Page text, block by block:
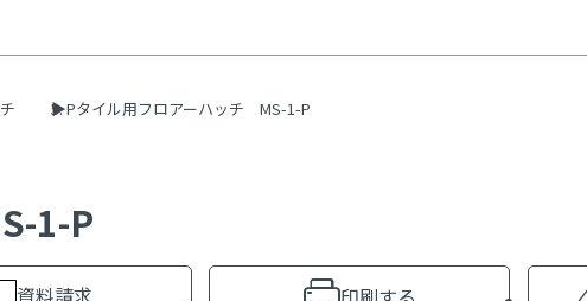
Pタイル用フロアーハッチ MS-1-P
1-P
資料請求